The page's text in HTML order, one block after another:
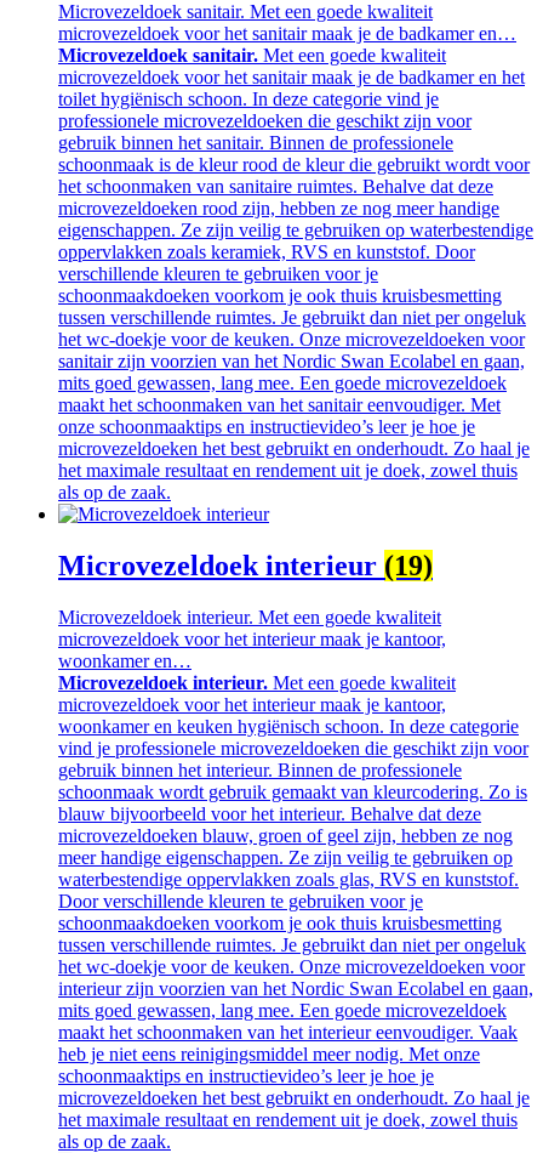
Microvezeldoek sanitair. Met een goede kwaliteit
microvezeldoek voor het sanitair maak je de badkamer en…
Microvezeldoek sanitair. Met een goede kwaliteit
microvezeldoek voor het sanitair maak je de badkamer en het
toilet hygiënisch schoon. In deze categorie vind je
professionele microvezeldoeken die geschikt zijn voor
gebruik binnen het sanitair. Binnen de professionele
schoonmaak is de kleur rood de kleur die gebruikt wordt voor
het schoonmaken van sanitaire ruimtes. Behalve dat deze
microvezeldoeken rood zijn, hebben ze nog meer handige
eigenschappen. Ze zijn veilig te gebruiken op waterbestendige
oppervlakken zoals keramiek, RVS en kunststof. Door
verschillende kleuren te gebruiken voor je
schoonmaakdoeken voorkom je ook thuis kruisbesmetting
tussen verschillende ruimtes. Je gebruikt dan niet per ongeluk
het wc-doekje voor de keuken. Onze microvezeldoeken voor
sanitair zijn voorzien van het Nordic Swan Ecolabel en gaan,
mits goed gewassen, lang mee. Een goede microvezeldoek
maakt het schoonmaken van het sanitair eenvoudiger. Met
onze schoonmaaktips en instructievideo’s leer je hoe je
microvezeldoeken het best gebruikt en onderhoudt. Zo haal je
het maximale resultaat en rendement uit je doek, zowel thuis
als op de zaak.
Microvezeldoek interieur (19)
Microvezeldoek interieur. Met een goede kwaliteit
microvezeldoek voor het interieur maak je kantoor,
woonkamer en…
Microvezeldoek interieur. Met een goede kwaliteit
microvezeldoek voor het interieur maak je kantoor,
woonkamer en keuken hygiënisch schoon. In deze categorie
vind je professionele microvezeldoeken die geschikt zijn voor
gebruik binnen het interieur. Binnen de professionele
schoonmaak wordt gebruik gemaakt van kleurcodering. Zo is
blauw bijvoorbeeld voor het interieur. Behalve dat deze
microvezeldoeken blauw, groen of geel zijn, hebben ze nog
meer handige eigenschappen. Ze zijn veilig te gebruiken op
waterbestendige oppervlakken zoals glas, RVS en kunststof.
Door verschillende kleuren te gebruiken voor je
schoonmaakdoeken voorkom je ook thuis kruisbesmetting
tussen verschillende ruimtes. Je gebruikt dan niet per ongeluk
het wc-doekje voor de keuken. Onze microvezeldoeken voor
interieur zijn voorzien van het Nordic Swan Ecolabel en gaan,
mits goed gewassen, lang mee. Een goede microvezeldoek
maakt het schoonmaken van het interieur eenvoudiger. Vaak
heb je niet eens reinigingsmiddel meer nodig. Met onze
schoonmaaktips en instructievideo’s leer je hoe je
microvezeldoeken het best gebruikt en onderhoudt. Zo haal je
het maximale resultaat en rendement uit je doek, zowel thuis
als op de zaak.